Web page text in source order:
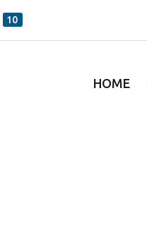
10
HOME